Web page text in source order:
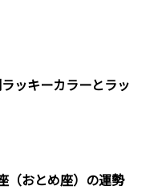
ッキーカラーとラッ
（おとめ座）の運勢